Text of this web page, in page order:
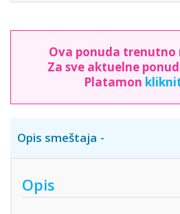
Ova ponuda
Za sve aktuelne
Platamon
Opis smeštaja
Opis